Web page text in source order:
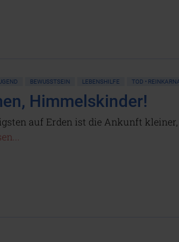
BEWUSSTSEIN LEBENSHILFE TOD •
Himmelskinder!
auf Erden ist die Ankunft